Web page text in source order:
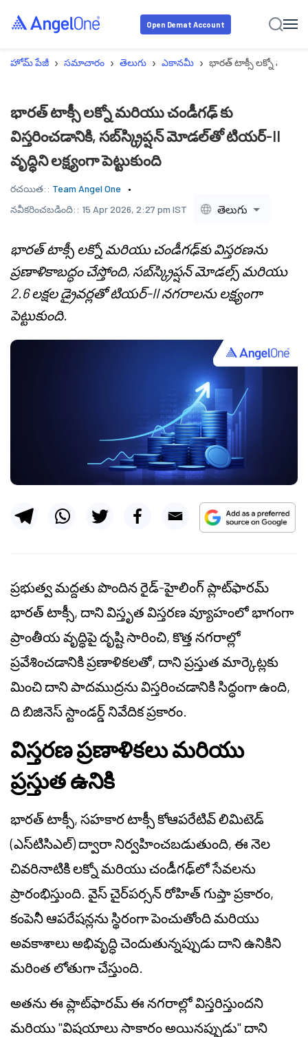
Open Demat Account
హోమ్ పేజీ › సమాచారం › తెలుగు › ఎకానమీ › భారత్ టాక్సీ లక్నో మరియు
భారత్ టాక్సీ లక్నో మరియు చండీగఢ్ కు
విస్తరించడానికి, సబ్‌స్క్రిప్షన్ మోడల్‌తో టియర్-II
వృద్ధిని లక్ష్యంగా పెట్టుకుంది
రచయిత:: Team Angel One
నవీకరించబడింది:: 15 Apr 2026, 2:27 pm IST తెలుగు
భారత్ టాక్సీ లక్నో మరియు చండీగఢ్‌కు విస్తరణను
ప్రణాళికాబద్ధం చేస్తోంది, సబ్‌స్క్రిప్షన్ మోడల్స్ మరియు
2.6 లక్షల డ్రైవర్లతో టియర్-II నగరాలను లక్ష్యంగా
పెట్టుకుంది.
ప్రభుత్వ మద్దతు పొందిన రైడ్-హైలింగ్ ప్లాట్‌ఫారమ్
భారత్ టాక్సీ, దాని విస్తృత విస్తరణ వ్యూహంలో భాగంగా
ప్రాంతీయ వృద్ధిపై దృష్టి సారించి, కొత్త నగరాల్లో
ప్రవేశించడానికి ప్రణాళికలతో, దాని ప్రస్తుత మార్కెట్లకు
మించి దాని పాదముద్రను విస్తరించడానికి సిద్ధంగా ఉంది,
ది బిజినెస్ స్టాండర్డ్ నివేదిక ప్రకారం.
విస్తరణ ప్రణాళికలు మరియు
ప్రస్తుత ఉనికి
భారత్ టాక్సీ, సహకార టాక్సీ కోఆపరేటివ్ లిమిటెడ్
(ఎస్‌టి‌సిఎల్) ద్వారా నిర్వహించబడుతుంది, ఈ నెల
చివరినాటికి లక్నో మరియు చండీగఢ్‌లో సేవలను
ప్రారంభిస్తుంది. వైస్ చైర్‌పర్సన్ రోహిత్ గుప్తా ప్రకారం,
కంపెనీ ఆపరేషన్లను స్థిరంగా పెంచుతోంది మరియు
అవకాశాలు అభివృద్ధి చెందుతున్నప్పుడు దాని ఉనికిని
మరింత లోతుగా చేస్తుంది.
అతను ఈ ప్లాట్‌ఫారమ్ ఈ నగరాల్లో విస్తరిస్తుందని
మరియు "విషయాలు సాకారం అయినప్పుడు" దాని